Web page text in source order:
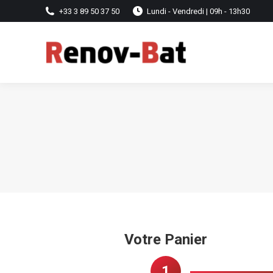
+33 3 89 50 37 50 Lundi - Vendredi | 09h - 13h30
Votre Panier